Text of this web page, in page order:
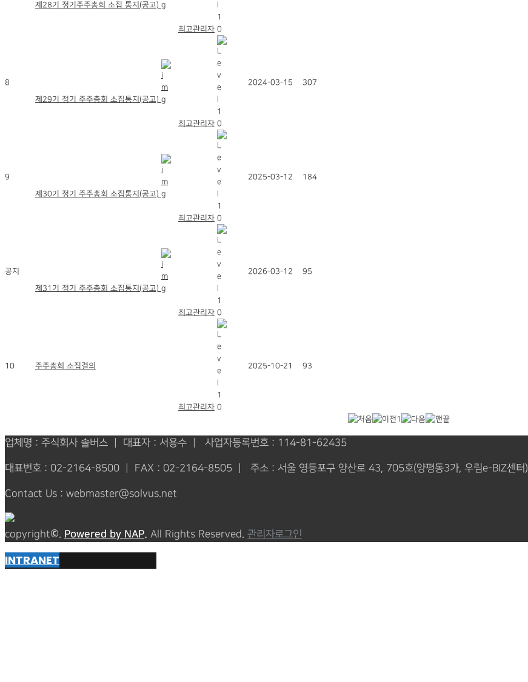
제28기 정기주주총회 소집 통지(공고)
최고관리자
8
제29기 정기 주주총회 소집통지(공고)
최고관리자
2024-03-15 307
9
제30기 정기 주주총회 소집통지(공고)
최고관리자
2025-03-12 184
공지
제31기 정기 주주총회 소집통지(공고)
최고관리자
2026-03-12 95
10 주주총회 소집결의
최고관리자
2025-10-21 93
1
업체명 : 주식회사 솔버스 | 대표자 : 서용수 | 사업자등록번호 : 114-81-62435
대표번호 : 02-2164-8500 | FAX : 02-2164-8505 | 주소 : 서울 영등포구 양산로 43, 705호(양평동3가, 우림e-BIZ센터)
Contact Us : webmaster@solvus.net
copyright©. Powered by NAP. All Rights Reserved. 관리자로그인
INTRANET